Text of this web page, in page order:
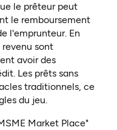
le prêteur peut
le remboursement
l'emprunteur. En
sont
avoir des
Les prêts sans
traditionnels, ce
du jeu.
Market Place"